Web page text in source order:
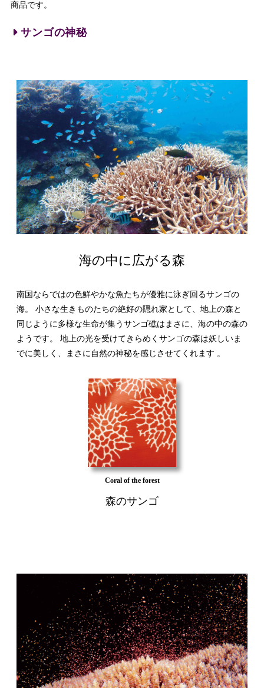
商品です。
サンゴの神秘
海の中に広がる森
南国ならではの色鮮やかな魚たちが優雅に泳ぎ回るサンゴの
海。 小さな生きものたちの絶好の隠れ家として、地上の森と
同じように多様な生命が集うサンゴ礁はまさに、海の中の森の
ようです。 地上の光を受けてきらめくサンゴの森は妖しいま
でに美しく、まさに自然の神秘を感じさせてくれます 。
Coral of the forest
森のサンゴ